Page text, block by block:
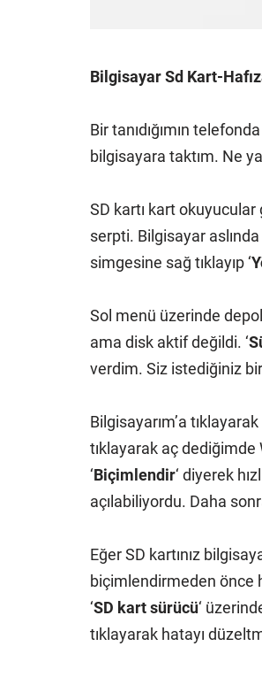
Bilgisayar Sd Kart-
Bir tanıdığımın
bilgisayara taktım. Ne
SD kartı kart okuyucular
serpti. Bilgisayar
simgesine sağ tıklayıp ‘
Sol menü üzerinde
ama disk aktif değildi. ‘
verdim. Siz istediğiniz
Bilgisayarım’a
tıklayarak aç dediğimde
‘Biçimlendir‘ diyerek
açılabiliyordu. Daha
Eğer SD kartınız
biçimlendirmeden önce
‘SD kart sürücü‘
tıklayarak hatayı